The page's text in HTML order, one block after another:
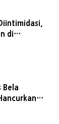
di
Bela